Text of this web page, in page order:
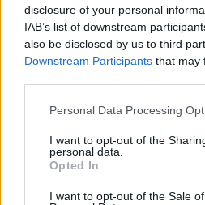
disclosure of your personal
IAB’s list of downstream
also be disclosed by us to third
Downstream Participants that may
Please note that this website/app
not limited to your visit or usage
grant or deny consent to Google
use your data for below specified
consent section.
Personal Data Processing
I want to opt-out of the
personal data.
Opted In
I want to opt-out of the Sale
Parc
Hakkinen megtartaná a
McLarennél, nem